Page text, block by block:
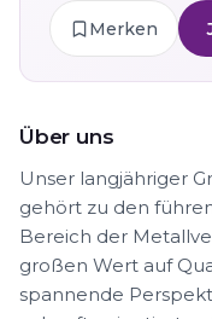
Merken
Über uns
Unser langjähriger
gehört zu den
Bereich der
großen Wert auf
spannende